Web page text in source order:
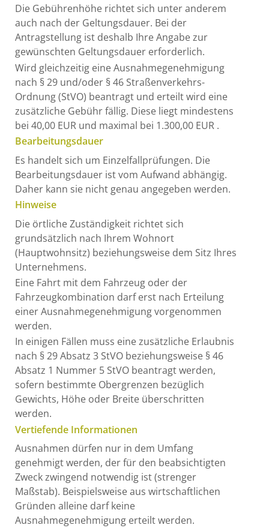
Die Gebührenhöhe richtet sich unter anderem
auch nach der Geltungsdauer. Bei der
Antragstellung ist deshalb Ihre Angabe zur
gewünschten Geltungsdauer erforderlich.
Wird gleichzeitig eine Ausnahmegenehmigung
nach § 29 und/oder § 46 Straßenverkehrs-
Ordnung (StVO) beantragt und erteilt wird eine
zusätzliche Gebühr fällig. Diese liegt mindestens
bei 40,00 EUR und maximal bei 1.300,00 EUR .
Bearbeitungsdauer
Es handelt sich um Einzelfallprüfungen. Die
Bearbeitungsdauer ist vom Aufwand abhängig.
Daher kann sie nicht genau angegeben werden.
Hinweise
Die örtliche Zuständigkeit richtet sich
grundsätzlich nach Ihrem Wohnort
(Hauptwohnsitz) beziehungsweise dem Sitz Ihres
Unternehmens.
Eine Fahrt mit dem Fahrzeug oder der
Fahrzeugkombination darf erst nach Erteilung
einer Ausnahmegenehmigung vorgenommen
werden.
In einigen Fällen muss eine zusätzliche Erlaubnis
nach § 29 Absatz 3 StVO beziehungsweise § 46
Absatz 1 Nummer 5 StVO beantragt werden,
sofern bestimmte Obergrenzen bezüglich
Gewichts, Höhe oder Breite überschritten
werden.
Vertiefende Informationen
Ausnahmen dürfen nur in dem Umfang
genehmigt werden, der für den beabsichtigten
Zweck zwingend notwendig ist (strenger
Maßstab). Beispielsweise aus wirtschaftlichen
Gründen alleine darf keine
Ausnahmegenehmigung erteilt werden.